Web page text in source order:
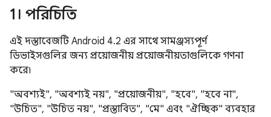
1। পরিচিতি
এই দস্তাবেজটি Android 4.2 এর সাথে সামঞ্জস্যপূর্ণ
ডিভাইসগুলির জন্য প্রয়োজনীয় প্রয়োজনীয়তাগুলিকে গণনা
করে৷
"অবশ্যই", "অবশ্যই নয়", "প্রয়োজনীয়", "হবে", "হবে না",
"উচিত", "উচিত নয়", "প্রস্তাবিত", "মে" এবং "ঐচ্ছিক" ব্যবহার